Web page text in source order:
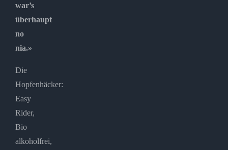
war’s
überhaupt
no
nia.»
Die
Hopfenhäcker:
Easy
Rider,
Bio
alkoholfrei,